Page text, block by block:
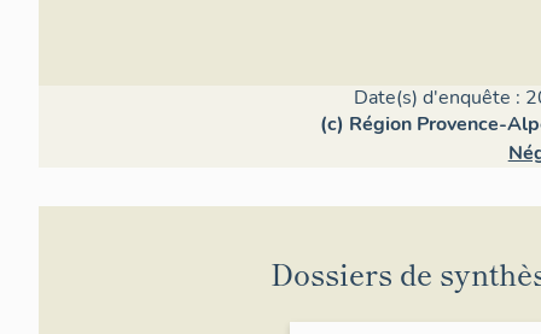
Date(s) d'enquête :
(c) Région Provence-
Dossiers de